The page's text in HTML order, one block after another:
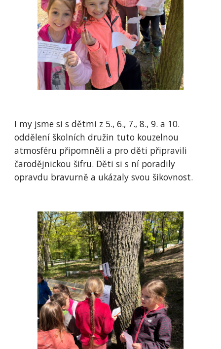
I my jsme si s dětmi z 5., 6., 7., 8., 9. a 10.
oddělení školních družin tuto kouzelnou
atmosféru připomněli a pro děti připravili
čarodějnickou šifru. Děti si s ní poradily
opravdu bravurně a ukázaly svou šikovnost.